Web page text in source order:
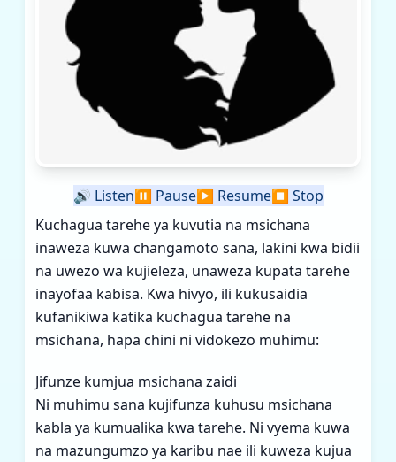
🔊 Listen⏸️ Pause▶️ Resume⏹️ Stop
Kuchagua tarehe ya kuvutia na msichana
inaweza kuwa changamoto sana, lakini kwa bidii
na uwezo wa kujieleza, unaweza kupata tarehe
inayofaa kabisa. Kwa hivyo, ili kukusaidia
kufanikiwa katika kuchagua tarehe na
msichana, hapa chini ni vidokezo muhimu:
Jifunze kumjua msichana zaidi
Ni muhimu sana kujifunza kuhusu msichana
kabla ya kumualika kwa tarehe. Ni vyema kuwa
na mazungumzo ya karibu nae ili kuweza kujua